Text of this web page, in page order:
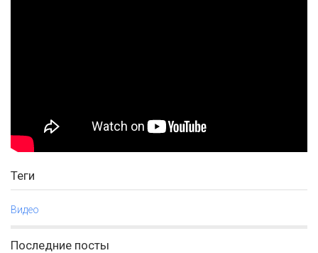
Теги
Видео
Последние посты